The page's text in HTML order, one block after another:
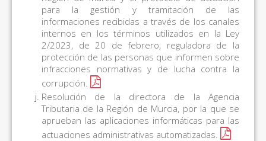
para la gestión y tramitación de las
informaciones recibidas a través de los canales
internos en los términos utilizados en la Ley
2/2023, de 20 de febrero, reguladora de la
protección de las personas que informen sobre
infracciones normativas y de lucha contra la
corrupción.
Resolución de la directora de la Agencia
Tributaria de la Región de Murcia, por la que se
aprueban las aplicaciones informáticas para las
actuaciones administrativas automatizadas.